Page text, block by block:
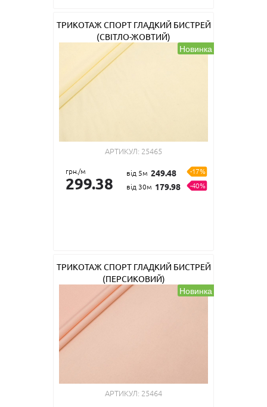
ТРИКОТАЖ СПОРТ ГЛАДКИЙ БИСТРЕЙ
(СВІТЛО-ЖОВТИЙ)
Новинка
АРТИКУЛ: 25465
грн./м
299.38
від 5м 249.48
-17%
від 30м 179.98 -40%
ТРИКОТАЖ СПОРТ ГЛАДКИЙ БИСТРЕЙ
(ПЕРСИКОВИЙ)
Новинка
АРТИКУЛ: 25464